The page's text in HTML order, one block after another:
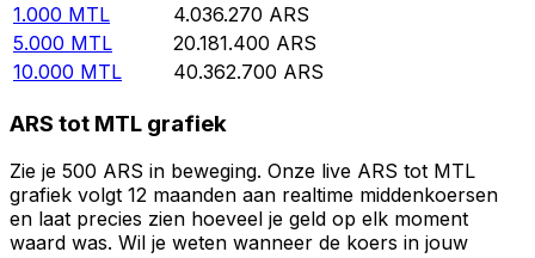
1.000 MTL 4.036.270 ARS
5.000 MTL 20.181.400 ARS
10.000 MTL 40.362.700 ARS
ARS tot MTL grafiek
Zie je 500 ARS in beweging. Onze live ARS tot MTL
grafiek volgt 12 maanden aan realtime middenkoersen
en laat precies zien hoeveel je geld op elk moment
waard was. Wil je weten wanneer de koers in jouw